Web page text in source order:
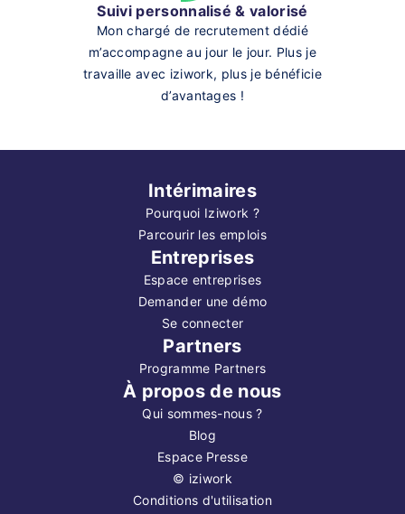
Suivi personnalisé & valorisé
Mon chargé de recrutement dédié
m’accompagne au jour le jour. Plus je
travaille avec iziwork, plus je bénéficie
d’avantages !
Intérimaires
Pourquoi Iziwork ?
Parcourir les emplois
Entreprises
Espace entreprises
Demander une démo
Se connecter
Partners
Programme Partners
À propos de nous
Qui sommes-nous ?
Blog
Espace Presse
© iziwork
Conditions d'utilisation